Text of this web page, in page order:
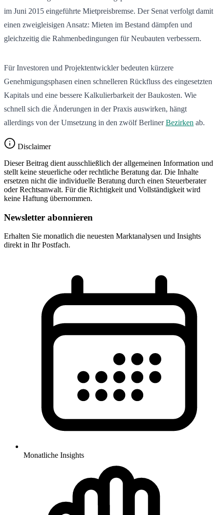
im Juni 2015 eingeführte Mietpreisbremse. Der Senat verfolgt damit
einen zweigleisigen Ansatz: Mieten im Bestand dämpfen und
gleichzeitig die Rahmenbedingungen für Neubauten verbessern.
Für Investoren und Projektentwickler bedeuten kürzere
Genehmigungsphasen einen schnelleren Rückfluss des eingesetzten
Kapitals und eine bessere Kalkulierbarkeit der Baukosten. Wie
schnell sich die Änderungen in der Praxis auswirken, hängt
allerdings von der Umsetzung in den zwölf BerlinerBezirken ab.
Disclaimer
Dieser Beitrag dient ausschließlich der allgemeinen Information und
stellt keine steuerliche oder rechtliche Beratung dar. Die Inhalte
ersetzen nicht die individuelle Beratung durch einen Steuerberater
oder Rechtsanwalt. Für die Richtigkeit und Vollständigkeit wird
keine Haftung übernommen.
Newsletter abonnieren
Erhalten Sie monatlich die neuesten Marktanalysen und Insights
direkt in Ihr Postfach.
Monatliche Insights